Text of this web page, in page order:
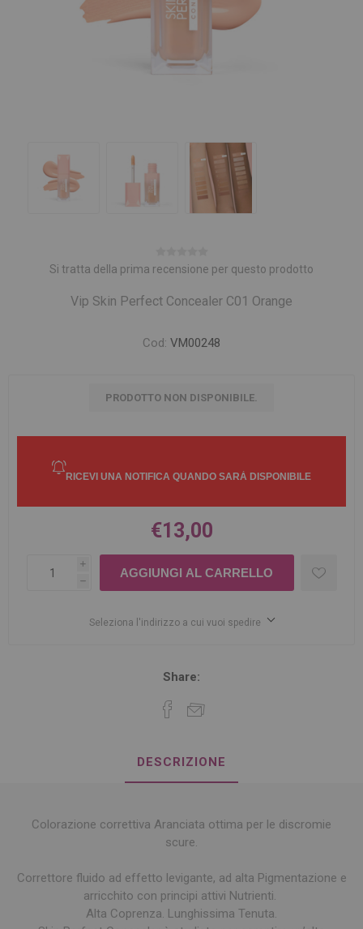
Si tratta della prima recensione per questo prodotto
Vip Skin Perfect Concealer C01 Orange
Cod: VM00248
PRODOTTO NON DISPONIBILE.
€13,00
i
h
Seleziona l'indirizzo a cui vuoi spedire
Share:
DESCRIZIONE
Colorazione correttiva Aranciata ottima per le discromie
scure.
Correttore fluido ad effetto levigante, ad alta Pigmentazione e
arricchito con principi attivi Nutrienti.
Alta Coprenza. Lunghissima Tenuta.